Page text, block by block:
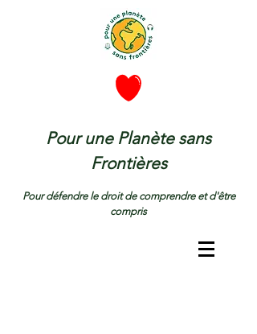
Pour une Planète sans
Frontières
Pour défendre le droit de comprendre et d'être
compris